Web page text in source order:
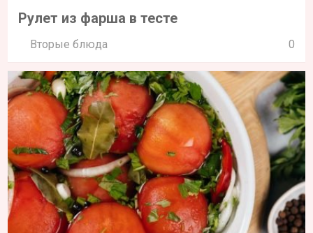
Рулет из фарша в тесте
Вторые блюда 0